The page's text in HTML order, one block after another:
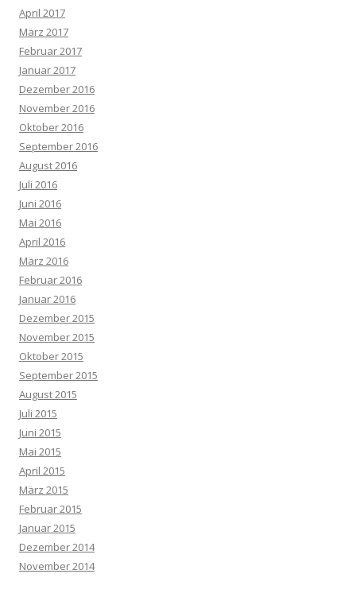
April 2017
März 2017
Februar 2017
Januar 2017
Dezember 2016
November 2016
Oktober 2016
September 2016
August 2016
Juli 2016
Juni 2016
Mai 2016
April 2016
März 2016
Februar 2016
Januar 2016
Dezember 2015
November 2015
Oktober 2015
September 2015
August 2015
Juli 2015
Juni 2015
Mai 2015
April 2015
März 2015
Februar 2015
Januar 2015
Dezember 2014
November 2014